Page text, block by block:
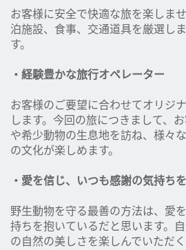
お客様に安全で快適な旅を楽しま
泊施設、食事、交通道具を厳選し
す。
・経験豊かな旅行オペレーター
お客様のご要望に合わせてオリジ
します。今回の旅につきまして、
や希少動物の生息地を訪ね、様々
の文化が楽しめます。
・愛を信じ、いつも感謝の気持ち
野生動物を守る最善の方法は、愛
持ちを抱いているだと思います。
の自然の美しさを楽しんでいただ